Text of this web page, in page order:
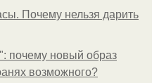
Почему нельзя дарить
почему новый образ
возможного?